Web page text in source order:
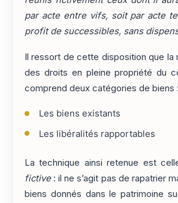
par acte entre vifs, soit par acte
profit de successibles, sans
Il ressort de cette disposition que la
des droits en pleine propriété du
comprend deux catégories de biens :
Les biens existants
Les libéralités rapportables
La technique ainsi retenue est
fictive: il ne s’agit pas de rapatrier
biens donnés dans le patrimoine